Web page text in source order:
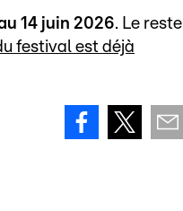
14 juin 2026. Le reste
festival est déjà